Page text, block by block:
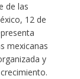
de las
12 de
mexicanas
y